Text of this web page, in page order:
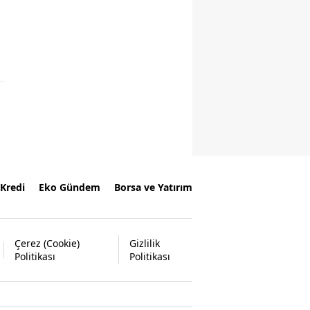
Kredi Eko Gündem Borsa ve Yatırım
Çerez (Cookie)
Politikası
Gizlilik
Politikası